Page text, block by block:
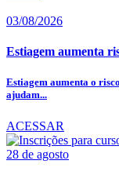
03/08/2026
Estiagem aumenta
Estiagem aumenta o
ajudam...
ACESSAR